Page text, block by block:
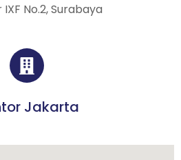
No.2, Surabaya
Jakarta